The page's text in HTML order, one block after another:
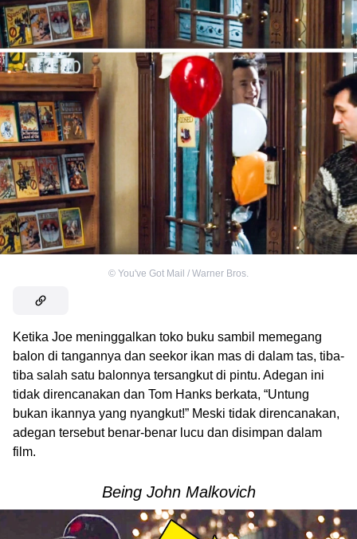
© You've Got Mail / Warner Bros.
Ketika Joe meninggalkan toko buku sambil memegang
balon di tangannya dan seekor ikan mas di dalam tas, tiba-
tiba salah satu balonnya tersangkut di pintu. Adegan ini
tidak direncanakan dan Tom Hanks berkata, “Untung
bukan ikannya yang nyangkut!” Meski tidak direncanakan,
adegan tersebut benar-benar lucu dan disimpan dalam
film.
Being John Malkovich